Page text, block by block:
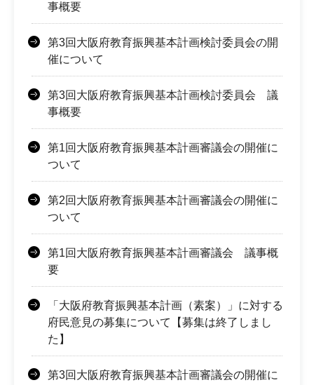
事概要
第3回大阪府教育振興基本計画検討委員会の開
催について
第3回大阪府教育振興基本計画検討委員会 議
事概要
第1回大阪府教育振興基本計画審議会の開催に
ついて
第2回大阪府教育振興基本計画審議会の開催に
ついて
第1回大阪府教育振興基本計画審議会 議事概
要
「大阪府教育振興基本計画（素案）」に対する
府民意見の募集について【募集は終了しまし
た】
第3回大阪府教育振興基本計画審議会の開催に